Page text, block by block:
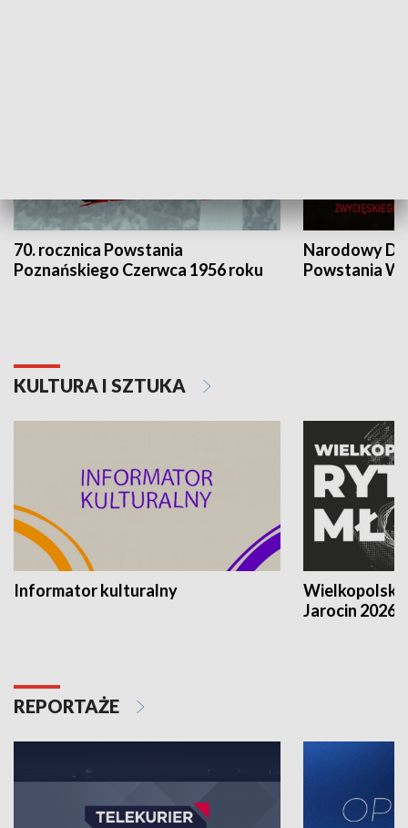
70. rocznica Powstania
Poznańskiego Czerwca 1956 roku
Narodowy
Powstania
KULTURA I SZTUKA
Informator kulturalny
Jarocin 2026
REPORTAŻE